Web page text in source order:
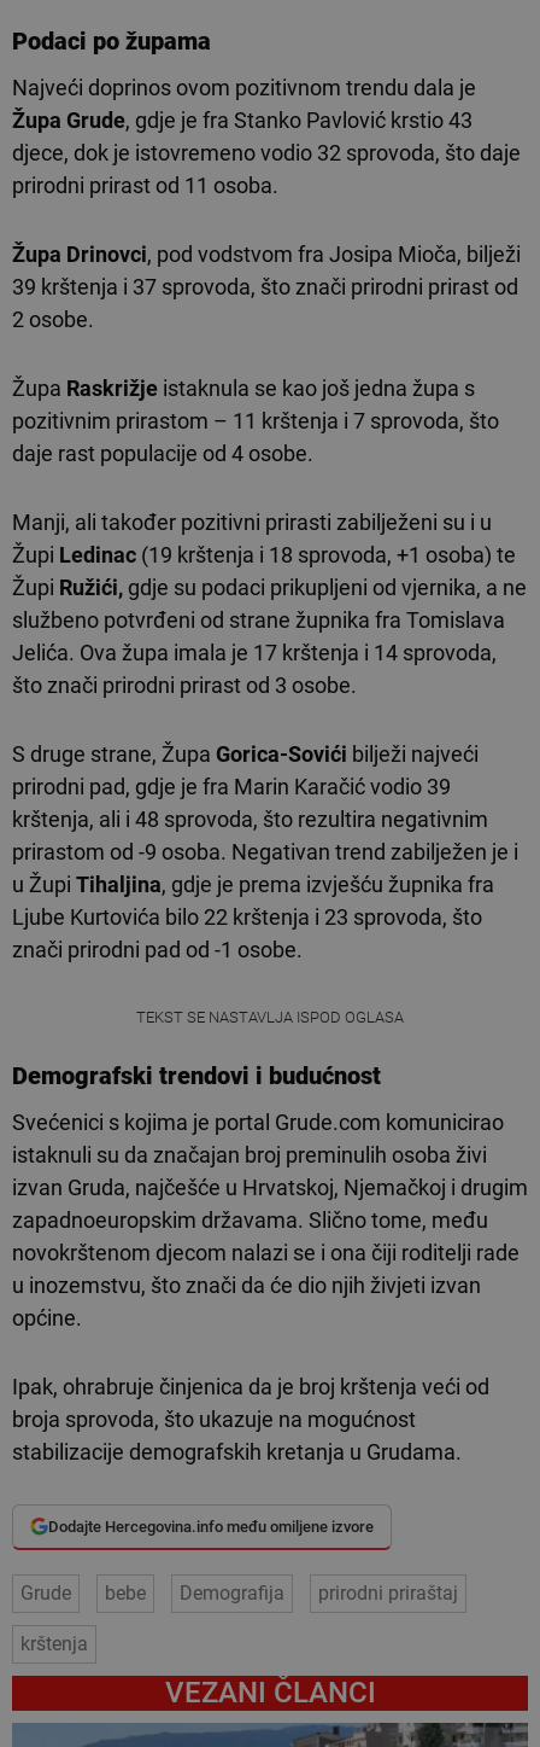
Podaci po župama
Najveći doprinos ovom pozitivnom trendu dala je
Župa Grude, gdje je fra Stanko Pavlović krstio 43
djece, dok je istovremeno vodio 32 sprovoda, što daje
prirodni prirast od 11 osoba.
Župa Drinovci, pod vodstvom fra Josipa Mioča, bilježi
39 krštenja i 37 sprovoda, što znači prirodni prirast od
2 osobe.
Župa Raskrižje istaknula se kao još jedna župa s
pozitivnim prirastom – 11 krštenja i 7 sprovoda, što
daje rast populacije od 4 osobe.
Manji, ali također pozitivni prirasti zabilježeni su i u
Župi Ledinac (19 krštenja i 18 sprovoda, +1 osoba) te
Župi Ružići, gdje su podaci prikupljeni od vjernika, a ne
službeno potvrđeni od strane župnika fra Tomislava
Jelića. Ova župa imala je 17 krštenja i 14 sprovoda,
što znači prirodni prirast od 3 osobe.
S druge strane, Župa Gorica-Sovići bilježi najveći
prirodni pad, gdje je fra Marin Karačić vodio 39
krštenja, ali i 48 sprovoda, što rezultira negativnim
prirastom od -9 osoba. Negativan trend zabilježen je i
u Župi Tihaljina, gdje je prema izvješću župnika fra
Ljube Kurtovića bilo 22 krštenja i 23 sprovoda, što
znači prirodni pad od -1 osobe.
TEKST SE NASTAVLJA ISPOD OGLASA
Demografski trendovi i budućnost
Svećenici s kojima je portal Grude.com komunicirao
istaknuli su da značajan broj preminulih osoba živi
izvan Gruda, najčešće u Hrvatskoj, Njemačkoj i drugim
zapadnoeuropskim državama. Slično tome, među
novokrštenom djecom nalazi se i ona čiji roditelji rade
u inozemstvu, što znači da će dio njih živjeti izvan
općine.
Ipak, ohrabruje činjenica da je broj krštenja veći od
broja sprovoda, što ukazuje na mogućnost
stabilizacije demografskih kretanja u Grudama.
Dodajte Hercegovina.info među omiljene izvore
Grude bebe Demografija prirodni priraštaj
krštenja
VEZANI ČLANCI